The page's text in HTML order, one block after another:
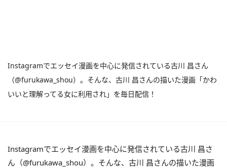
Instagramでエッセイ漫画を中心に発信されている古川 昌さん
（@furukawa_shou）。そんな、古川 昌さんの描いた漫画「かわ
いいと理解ってる女に利用され」を毎日配信！
Instagramでエッセイ漫画を中心に発信されている古川 昌さ
ん（@furukawa_shou）。そんな、古川 昌さんの描いた漫画